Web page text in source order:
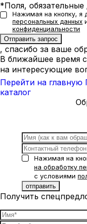
*Поля, обязательные
Нажимая на кнопку, я
персональных данных
конфиденциальности
, спасибо за ваше
В ближайшее время
на интересующие
Перейти на главную
каталог
Нажимая на
на обработку
с условиями
Получить